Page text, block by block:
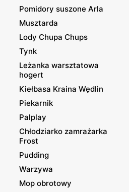
Pomidory suszone Arla
Musztarda
Lody Chupa Chups
Tynk
Leżanka warsztatowa
hogert
Kiełbasa Kraina Wędlin
Piekarnik
Palplay
Chłodziarko zamrażarka
Frost
Pudding
Warzywa
Mop obrotowy